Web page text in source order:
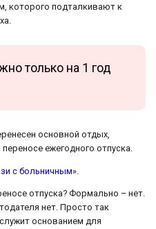
которого подталкивают к
только на 1 год
основной отдых,
ежегодного отпуска.
с больничным».
отпуска? Формально – нет.
нет. Просто так
основанием для